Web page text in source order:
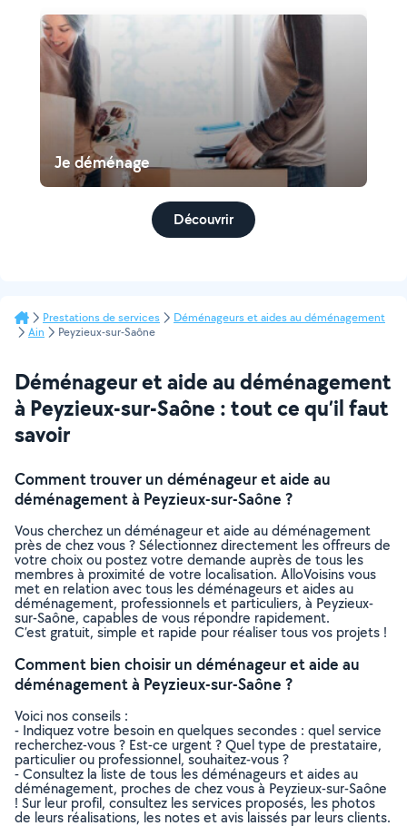
Je déménage
Découvrir
Prestations de services
Déménageurs et aides au déménagement
Ain
Peyzieux-sur-Saône
Déménageur et aide au déménagement
à Peyzieux-sur-Saône : tout ce qu’il faut
savoir
Comment trouver un déménageur et aide au
déménagement à Peyzieux-sur-Saône ?
Vous cherchez un déménageur et aide au déménagement
près de chez vous ? Sélectionnez directement les offreurs de
votre choix ou postez votre demande auprès de tous les
membres à proximité de votre localisation. AlloVoisins vous
met en relation avec tous les déménageurs et aides au
déménagement, professionnels et particuliers, à Peyzieux-
sur-Saône, capables de vous répondre rapidement.
C’est gratuit, simple et rapide pour réaliser tous vos projets !
Comment bien choisir un déménageur et aide au
déménagement à Peyzieux-sur-Saône ?
Voici nos conseils :
- Indiquez votre besoin en quelques secondes : quel service
recherchez-vous ? Est-ce urgent ? Quel type de prestataire,
particulier ou professionnel, souhaitez-vous ?
- Consultez la liste de tous les déménageurs et aides au
déménagement, proches de chez vous à Peyzieux-sur-Saône
! Sur leur profil, consultez les services proposés, les photos
de leurs réalisations, les notes et avis laissés par leurs clients.